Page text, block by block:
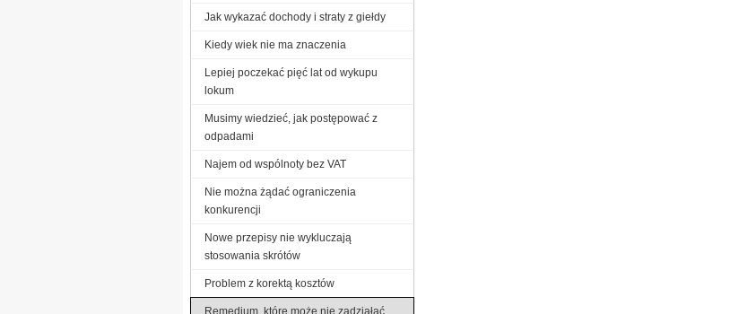
Jak wykazać dochody i straty z giełdy
Kiedy wiek nie ma znaczenia
Lepiej poczekać pięć lat od wykupu
lokum
Musimy wiedzieć, jak postępować z
odpadami
Najem od wspólnoty bez VAT
Nie można żądać ograniczenia
konkurencji
Nowe przepisy nie wykluczają
stosowania skrótów
Problem z korektą kosztów
Remedium, które może nie zadziałać